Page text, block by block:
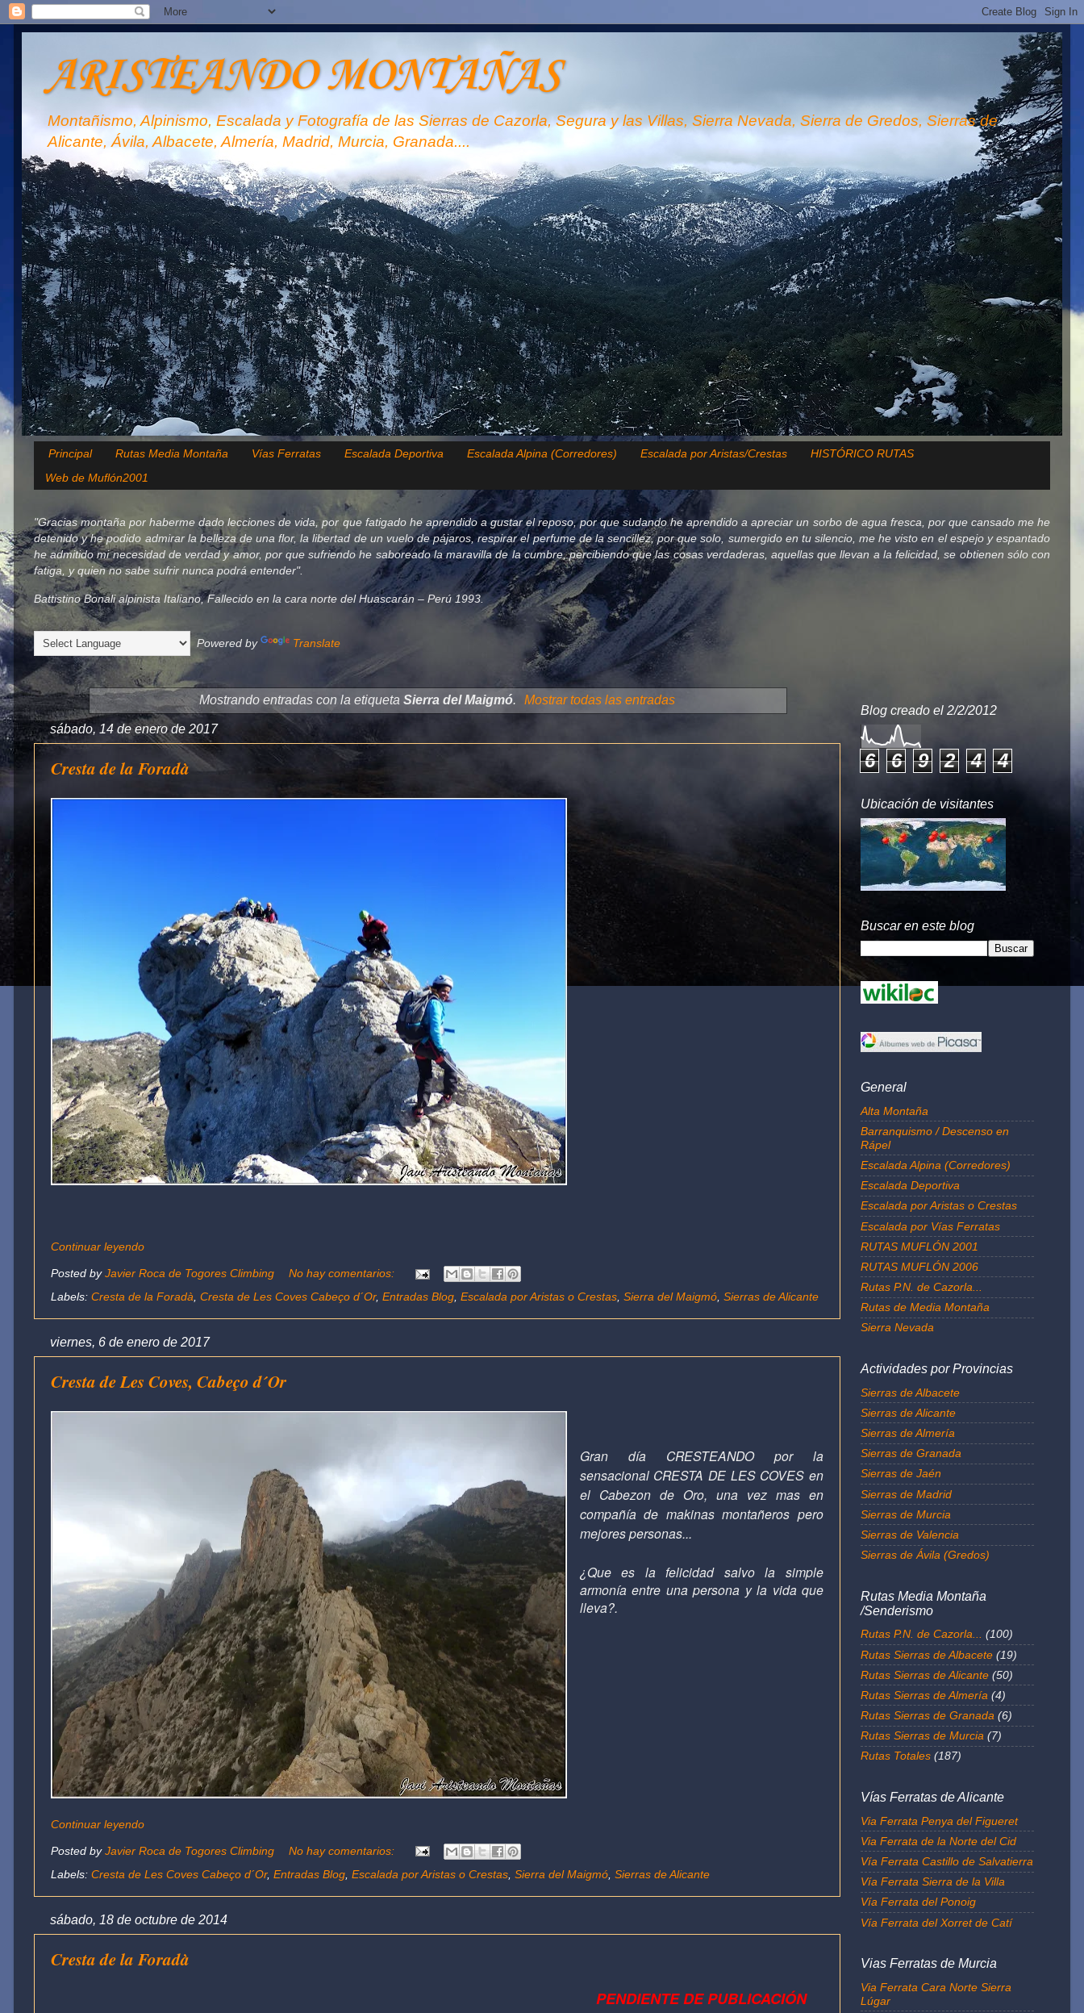
ARISTEANDO MONTAÑAS
Montañismo, Alpinismo, Escalada y Fotografía de las Sierras de Cazorla, Segura y las Villas, Sierra Nevada, Sierra de Gredos, Sierras de
Alicante, Ávila, Albacete, Almería, Madrid, Murcia, Granada....
Principal Rutas Media Montaña Vías Ferratas Escalada Deportiva Escalada Alpina (Corredores) Escalada por Aristas/Crestas
HISTÓRICO RUTAS
Web de Muflón2001
"Gracias montaña por haberme dado lecciones de vida, por que fatigado he aprendido a gustar el reposo, por que sudando he aprendido a apreciar un sorbo de agua fresca, por que cansado me he
detenido y he podido admirar la belleza de una flor, la libertad de un vuelo de pájaros, respirar el perfume de la sencillez, por que solo, sumergido en tu silencio, me he visto en el espejo y espantado
he admitido mi necesidad de verdad y amor, por que sufriendo he saboreado la maravilla de la cumbre, percibiendo que las cosas verdaderas, aquellas que llevan a la felicidad, se obtienen sólo con
fatiga, y quien no sabe sufrir nunca podrá entender".
Battistino Bonali alpinista Italiano, Fallecido en la cara norte del Huascarán – Perú 1993.
Powered by Translate
Mostrando entradas con la etiqueta Sierra del Maigmó. Mostrar todas las entradas
sábado, 14 de enero de 2017
Cresta de la Foradà
Continuar leyendo
Posted byJavier Roca de Togores Climbing
No hay comentarios:
Labels: Cresta de la Foradà, Cresta de Les Coves Cabeço d´Or, Entradas Blog, Escalada por Aristas o Crestas, Sierra del Maigmó, Sierras de Alicante
viernes, 6 de enero de 2017
Cresta de Les Coves, Cabeço d´Or
Gran día CRESTEANDO por la
sensacional CRESTA DE LES COVES en
el Cabezon de Oro, una vez mas en
compañía de makinas montañeros pero
mejores personas...
¿Que es la felicidad salvo la simple
armonía entre una persona y la vida que
lleva?.
Continuar leyendo
Posted byJavier Roca de Togores Climbing
No hay comentarios:
Labels: Cresta de Les Coves Cabeço d´Or, Entradas Blog Escalada por Aristas o Crestas Sierra del Maigmó Sierras de Alicante
sábado, 18 de octubre de 2014
Cresta de la Foradà
PENDIENTE DE PUBLICACIÓN
Blog creado el 2/2/2012
6 6 9 2 4 4
Ubicación de visitantes
Buscar en este blog
General
Alta Montaña
Barranquismo / Descenso en
Rápel
Escalada Alpina (Corredores)
Escalada Deportiva
Escalada por Aristas o Crestas
Escalada por Vías Ferratas
RUTAS MUFLÓN 2001
RUTAS MUFLÓN 2006
Rutas P.N. de Cazorla...
Rutas de Media Montaña
Sierra Nevada
Actividades por Provincias
Sierras de Albacete
Sierras de Alicante
Sierras de Almería
Sierras de Granada
Sierras de Jaén
Sierras de Madrid
Sierras de Murcia
Sierras de Valencia
Sierras de Ávila (Gredos)
Rutas Media Montaña
/Senderismo
Rutas P.N. de Cazorla... (100)
Rutas Sierras de Albacete (19)
Rutas Sierras de Alicante (50)
Rutas Sierras de Almería (4)
Rutas Sierras de Granada (6)
Rutas Sierras de Murcia (7)
Rutas Totales (187)
Vías Ferratas de Alicante
Via Ferrata Penya del Figueret
Via Ferrata de la Norte del Cid
Vía Ferrata Castillo de Salvatierra
Vía Ferrata Sierra de la Villa
Vía Ferrata del Ponoig
Vía Ferrata del Xorret de Catí
Vias Ferratas de Murcia
Via Ferrata Cara Norte Sierra
Lúgar